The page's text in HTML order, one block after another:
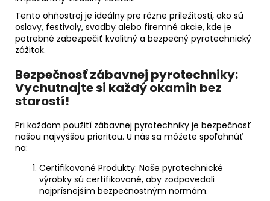
Tento ohňostroj je ideálny pre rôzne príležitosti, ako sú
oslavy, festivaly, svadby alebo firemné akcie, kde je
potrebné zabezpečiť kvalitný a bezpečný pyrotechnický
zážitok.
Bezpečnosť zábavnej pyrotechniky:
Vychutnajte si každý okamih bez
starostí!
Pri každom použití zábavnej pyrotechniky je bezpečnosť
našou najvyššou prioritou. U nás sa môžete spoľahnúť
na:
Certifikované Produkty: Naše pyrotechnické
výrobky sú certifikované, aby zodpovedali
najprísnejším bezpečnostným normám.